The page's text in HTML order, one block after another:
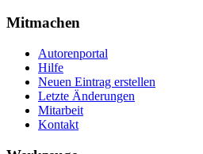
Mitmachen
Autorenportal
Hilfe
Neuen Eintrag erstellen
Letzte Änderungen
Mitarbeit
Kontakt